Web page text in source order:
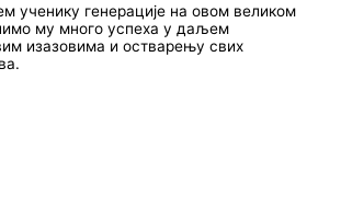
ученику генерације на овом великом
му много успеха у даљем
изазовима и остварењу свих